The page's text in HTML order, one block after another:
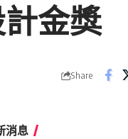
金獎
Share
消息